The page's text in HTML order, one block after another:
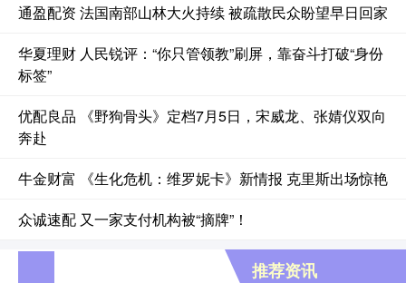
通盈配资 法国南部山林大火持续 被疏散民众盼望早日回家
华夏理财 人民锐评：“你只管领教”刷屏，靠奋斗打破“身份
标签”
优配良品 《野狗骨头》定档7月5日，宋威龙、张婧仪双向
奔赴
牛金财富 《生化危机：维罗妮卡》新情报 克里斯出场惊艳
众诚速配 又一家支付机构被“摘牌”！
推荐资讯